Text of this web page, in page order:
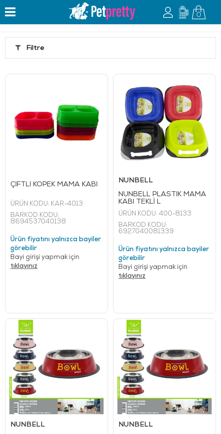
0
Filtre
ÇİFTLİ KÖPEK MAMA KABI
ÜRÜN KODU: KAR-4013
BARKOD KODU:
8694537040138
Ürün fiyatını yalnızca bayiler
görebilir
Bayi girişi yapmak için
tıklayınız
NUNBELL
NUNBELL PLASTİK MAMA
KABI TEKLİ L
ÜRÜN KODU: 400-8133
BARKOD KODU:
6927040081339
Ürün fiyatını yalnızca bayiler
görebilir
Bayi girişi yapmak için
tıklayınız
NUNBELL
NUNBELL